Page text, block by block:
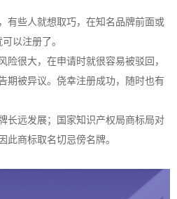
有些人就想取巧，在知名品牌前面或
以注册了。
险很大，在申请时就很容易被驳回，
期被异议。侥幸注册成功，随时也有
长远发展；国家知识产权局商标局对
此商标取名切忌傍名牌。